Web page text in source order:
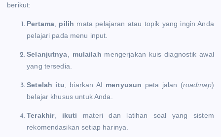
berikut:
Pertama pilih mata pelajaran atau topik yang ingin Anda
pelajari pada menu input.
Selanjutnya mulailah mengerjakan kuis diagnostik awal
yang tersedia.
Setelah itu , biarkan AI menyusun peta jalan (roadmap)
belajar khusus untuk Anda.
Terakhir, ikuti materi dan latihan soal yang sistem
rekomendasikan setiap harinya.